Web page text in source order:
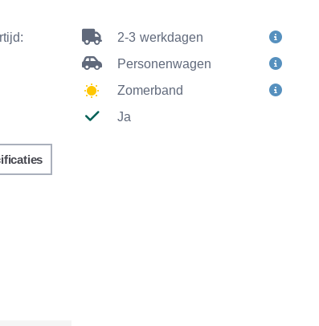
2-3 werkdagen
Personenwagen
Zomerband
Ja